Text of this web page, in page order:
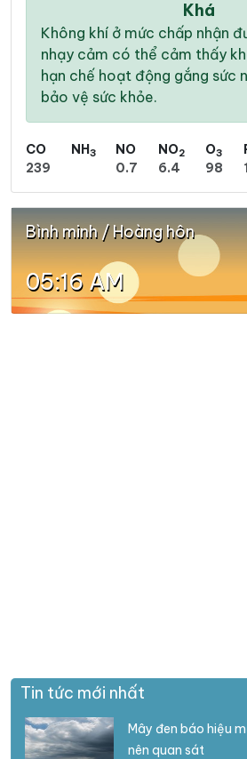
Khá
Không khí ở mức chấp nhận
nhạy cảm có thể cảm thấy
hạn chế hoạt động gắng sức
bảo vệ sức khỏe.
CO
239
NH3
NO
0.7
NO2
6.4
O3
98
Bình minh / Hoàng hôn
05:16 AM
Tin tức mới nhất
Mây đen báo hiệu
nên quan sát